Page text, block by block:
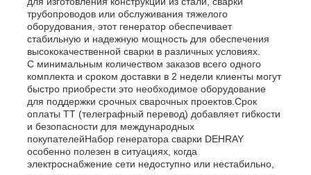
трубопроводов или обслуживания тяжелого
оборудования, этот генератор обеспечивает
стабильную и надежную мощность для обеспечения
высококачественной сварки в различных условиях.
С минимальным количеством заказов всего одного
комплекта и сроком доставки в 2 недели клиенты могут
быстро приобрести это необходимое оборудование
для поддержки срочных сварочных проектов.Срок
оплаты TT (телеграфный перевод) добавляет гибкости
и безопасности для международных
покупателейНабор генератора сварки DEHRAY
особенно полезен в ситуациях, когда
электроснабжение сети недоступно или нестабильно,